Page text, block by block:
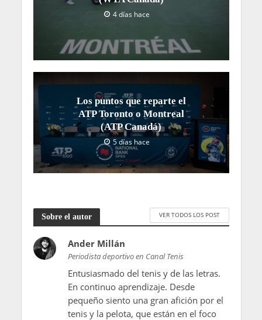
4 días hace
Los puntos que reparte el
ATP Toronto o Montreal
(ATP Canadá)
5 días hace
Sobre el autor VER TODOS LOS POST
Ander Millán
Periodista deportivo en Canal Tenis
Entusiasmado del tenis y de las letras.
En continuo aprendizaje. Desde
pequeño siento una gran afición por el
tenis y la pelota, que están en el foco